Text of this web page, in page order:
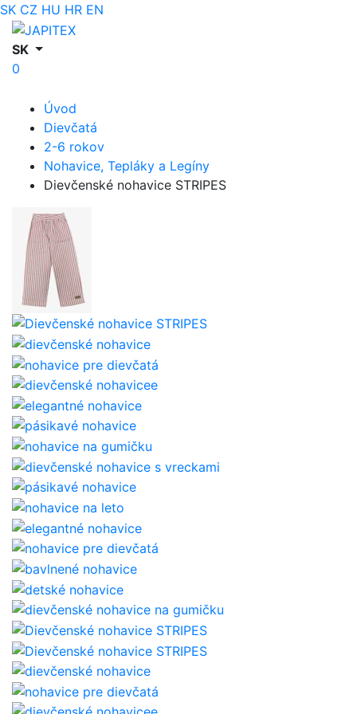
SK CZ HU HR EN
SK
0
Úvod
Dievčatá
2-6 rokov
Nohavice, Tepláky a Legíny
Dievčenské nohavice STRIPES